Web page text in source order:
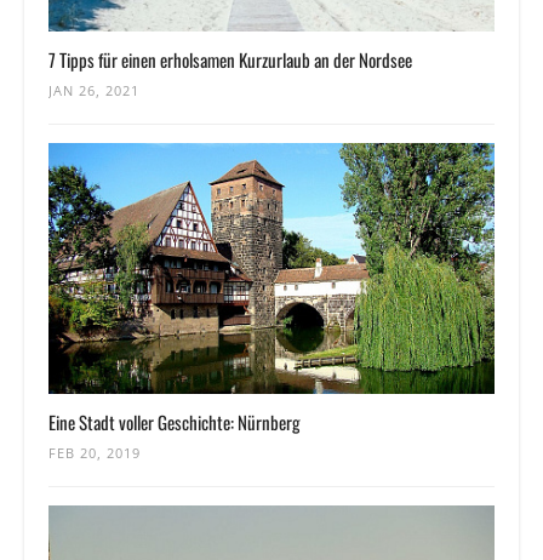
7 Tipps für einen erholsamen Kurzurlaub an der Nordsee
JAN 26, 2021
Eine Stadt voller Geschichte: Nürnberg
FEB 20, 2019